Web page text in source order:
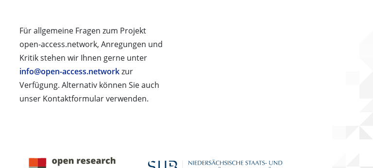
Für allgemeine Fragen zum Projekt
open-access.network, Anregungen und
Kritik stehen wir Ihnen gerne unter
info@open-access.networkzur
Verfügung. Alternativ können Sie auch
unser Kontaktformular verwenden.